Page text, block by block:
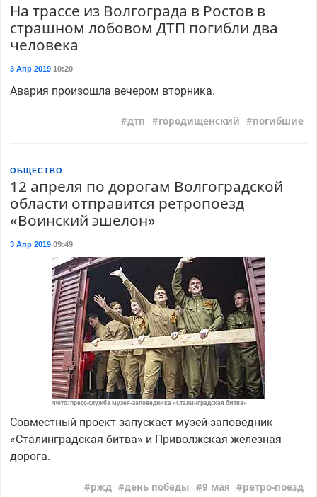
На трассе из Волгограда в Ростов в
страшном лобовом ДТП погибли два
человека
3 Апр 201910:20
Авария произошла вечером вторника.
дтп городищенский погибшие
ОБЩЕСТВО
12 апреля по дорогам Волгоградской
области отправится ретропоезд
«Воинский эшелон»
3 Апр 201909:49
Фото: пресс-служба музея-заповедника «Сталинградская битва»
Совместный проект запускает музей-заповедник
«Сталинградская битва» и Приволжская железная
дорога.
ржд день победы 9 мая ретро-поезд